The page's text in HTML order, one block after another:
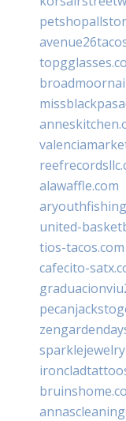
alawaffle.com
united-
tios-tacos.com
cafecito-